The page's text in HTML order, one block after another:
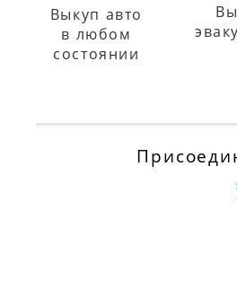
Выкуп авто
в любом
состоянии